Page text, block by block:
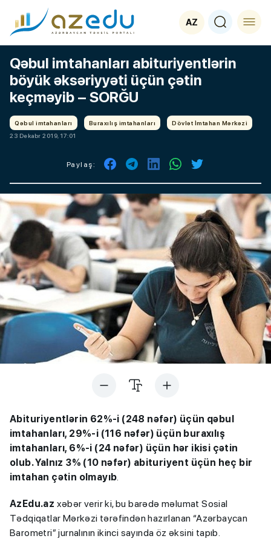
AZ
Qəbul imtahanları abituriyentlərin
böyük əksəriyyəti üçün çətin
keçməyib – SORĞU
Qəbul imtahanları Buraxılış imtahanları
Dövlət İmtahan Mərkəzi
23 Dekabr 2019, 17:01
Paylaş:
Abituriyentlərin 62%-i (248 nəfər) üçün qəbul
imtahanları, 29%-i (116 nəfər) üçün buraxılış
imtahanları, 6%-i (24 nəfər) üçün hər ikisi çətin
olub. Yalnız 3% (10 nəfər) abituriyent üçün heç bir
imtahan çətin olmayıb.
AzEdu.az xəbər verir ki, bu barədə məlumat Sosial
Tədqiqatlar Mərkəzi tərəfindən hazırlanan “Azərbaycan
Barometri” jurnalının ikinci sayında öz əksini tapıb.